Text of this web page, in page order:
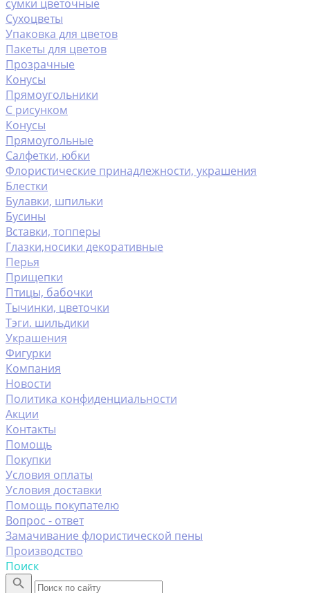
сумки цветочные
Сухоцветы
Упаковка для цветов
Пакеты для цветов
Прозрачные
Конусы
Прямоугольники
С рисунком
Конусы
Прямоугольные
Салфетки, юбки
Флористические принадлежности, украшения
Блестки
Булавки, шпильки
Бусины
Вставки, топперы
Глазки,носики декоративные
Перья
Прищепки
Птицы, бабочки
Тычинки, цветочки
Тэги. шильдики
Украшения
Фигурки
Компания
Новости
Политика конфиденциальности
Акции
Контакты
Помощь
Покупки
Условия оплаты
Условия доставки
Помощь покупателю
Вопрос - ответ
Замачивание флористической пены
Производство
Поиск